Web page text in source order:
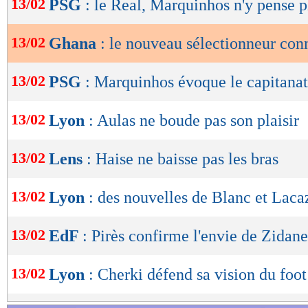
de
OK
13/02 PSG : le Real, Marquinhos n'y pense
13/02 Ghana : le nouveau sélectionneur
13/02 PSG : Marquinhos évoque le capitanat
13/02 Lyon : Aulas ne boude pas son plaisir
13/02 Lens : Haise ne baisse pas les bras
13/02 Lyon : des nouvelles de Blanc et
13/02 EdF : Pirès confirme l'envie de Zidane
13/02 Lyon : Cherki défend sa vision du foot